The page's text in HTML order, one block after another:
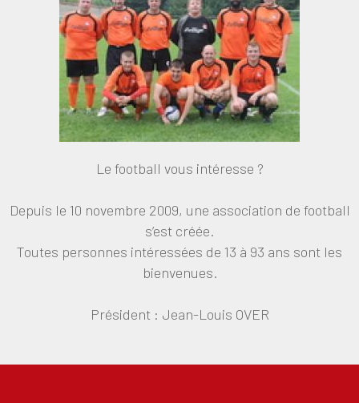
Le football vous intéresse ?
Depuis le 10 novembre 2009, une association de football
s’est créée.
Toutes personnes intéressées de 13 à 93 ans sont les
bienvenues.
Président : Jean-Louis OVER